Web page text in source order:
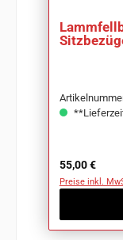
Regulärer
55,00 €
Preise inkl.